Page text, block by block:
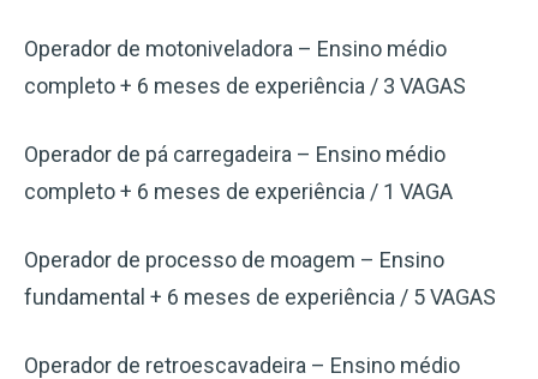
Operador de motoniveladora – Ensino médio
completo + 6 meses de experiência / 3 VAGAS
Operador de pá carregadeira – Ensino médio
completo + 6 meses de experiência / 1 VAGA
Operador de processo de moagem – Ensino
fundamental + 6 meses de experiência / 5 VAGAS
Operador de retroescavadeira – Ensino médio